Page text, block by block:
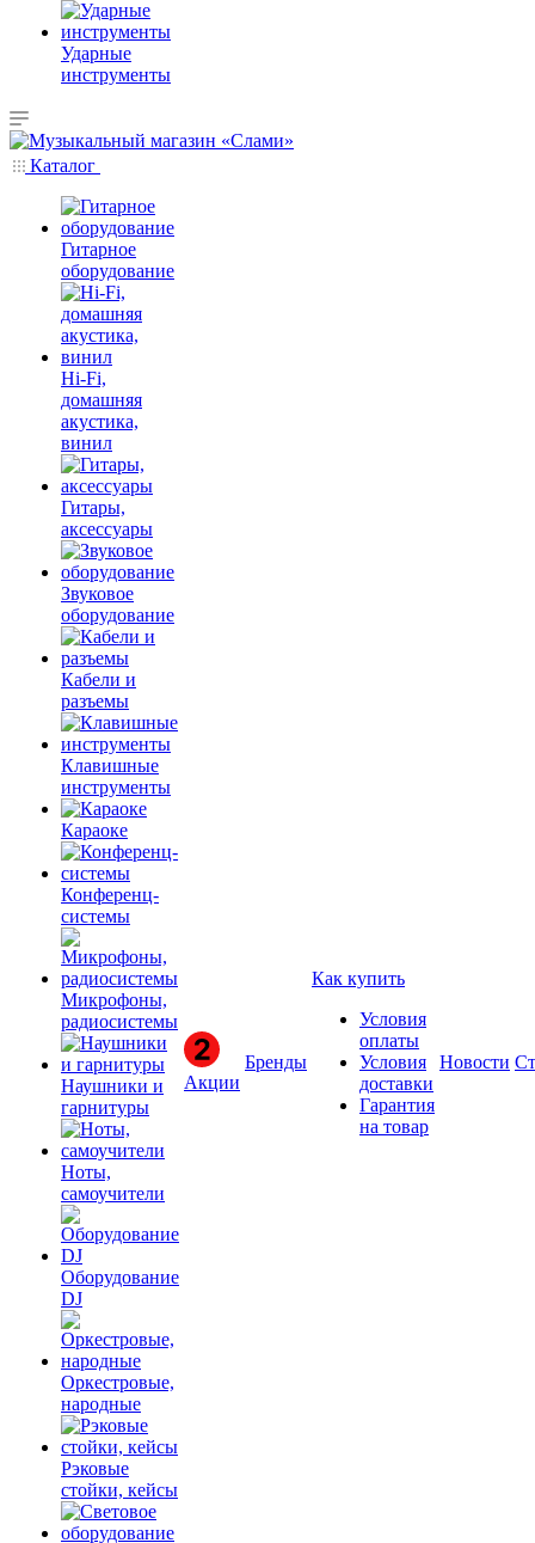
Ударные
инструменты
Каталог
Гитарное
оборудование
Hi-Fi,
домашняя
акустика,
винил
Гитары,
аксессуары
Звуковое
оборудование
Кабели и
разъемы
Клавишные
инструменты
Караоке
Конференц-
системы
Микрофоны,
радиосистемы
Наушники и
гарнитуры
Ноты,
самоучители
Оборудование
DJ
Оркестровые,
народные
Рэковые
стойки, кейсы
Акции
Бренды
Как купить
Условия
оплаты
Условия
доставки
Гарантия
на товар
Новости